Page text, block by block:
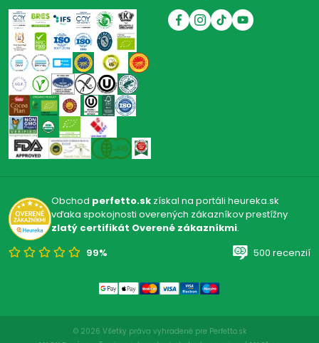
Obchod perfetto.skzískal na portáli heureka.sk
vďaka spokojnosti overených zákazníkov prestížny
zlatý certifikát Overené zákazníkmi.
99%
500 recenzií
© 2026 Všetky práva vyhradené pre Perfetto.sk